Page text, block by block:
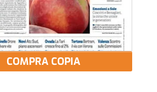
COMPRA COPIA